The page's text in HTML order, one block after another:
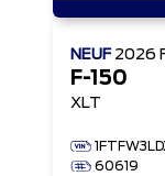
NEUF 2026
F-150
XLT
60619